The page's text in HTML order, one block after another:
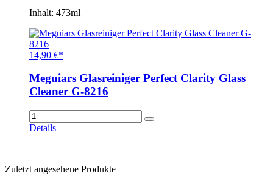
Inhalt: 473ml
14,90 €*
Meguiars Glasreiniger Perfect Clarity Glass
Cleaner G-8216
Details
Zuletzt angesehene Produkte